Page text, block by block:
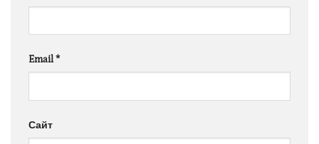
Email*
Сайт